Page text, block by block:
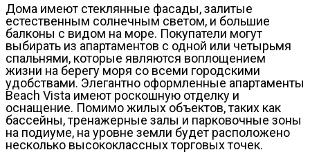
Дома имеют стеклянные фасады, залитые
естественным солнечным светом, и большие
балконы с видом на море. Покупатели могут
выбирать из апартаментов с одной или четырьмя
спальнями, которые являются воплощением
жизни на берегу моря со всеми городскими
удобствами. Элегантно оформленные апартаменты
Beach Vista имеют роскошную отделку и
оснащение. Помимо жилых объектов, таких как
бассейны, тренажерные залы и парковочные зоны
на подиуме, на уровне земли будет расположено
несколько высококлассных торговых точек.